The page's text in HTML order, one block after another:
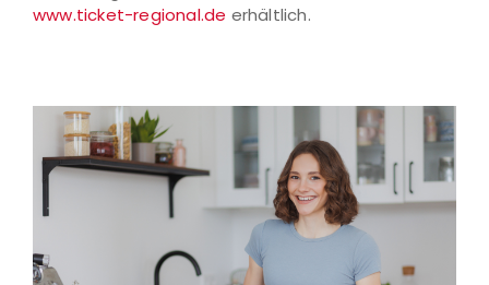
www.ticket-regional.de erhältlich.